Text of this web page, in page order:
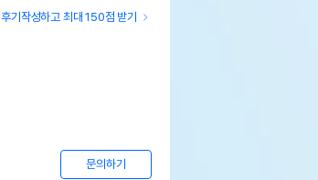
후기작성하고 최대 150점 받기
문의하기